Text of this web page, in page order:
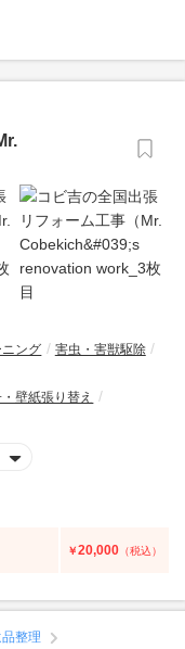
ング
害虫・害獣駆除
壁紙張り替え
￥20,000 （税込）
整理